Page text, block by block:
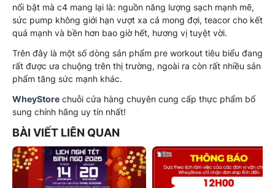
nổi bật mà c4 mang lại là: nguồn năng lượng sạch mạnh mẽ,
sức pump không giới hạn vượt xa cả mong đợi, teacor cho kết
quả mạnh và bền hơn bao giờ hết, hương vị tuyệt vời.
Trên đây là một số dòng sản phẩm pre workout tiêu biểu đang
rất được ưa chuộng trên thị trường, ngoài ra còn rất nhiều sản
phẩm tăng sức mạnh khác.
WheyStore chuỗi cửa hàng chuyên cung cấp thực phẩm bổ
sung chính hãng uy tín nhất!
BÀI VIẾT LIÊN QUAN